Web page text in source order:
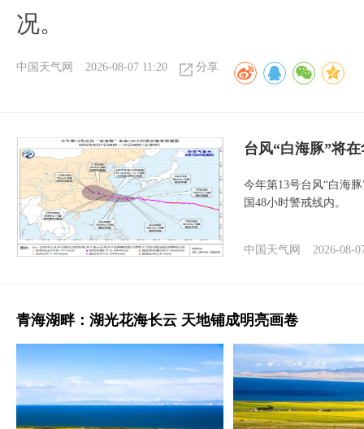
况。
中国天气网 2026-08-07 11:20 分享
台风“白海豚”将
今年第13号台风“白海
国48小时警戒线内。
中国天气网 2026-08-
青海湖畔：湖光花海长云 天地铺成明亮画卷